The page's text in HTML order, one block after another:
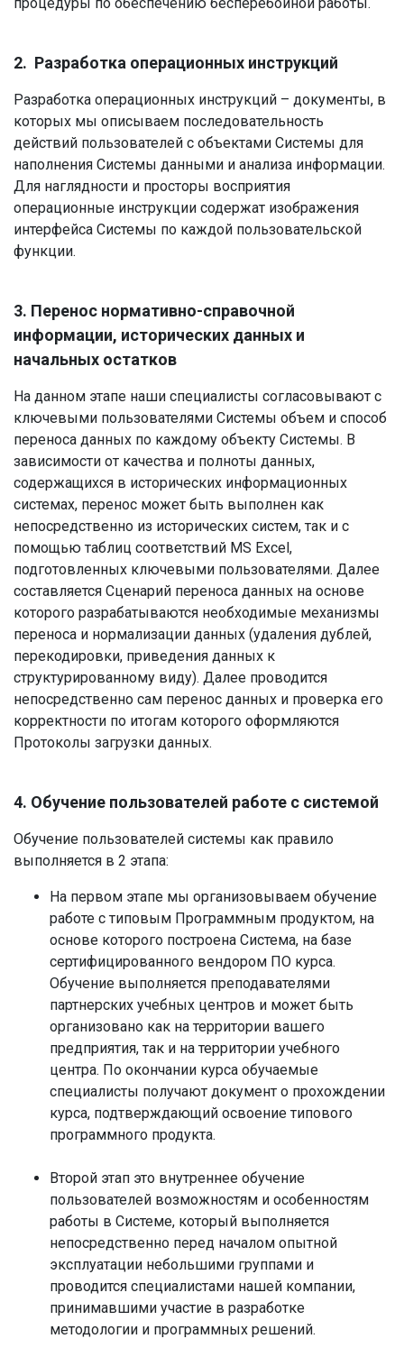
2. Разработка операционных инструкций
Разработка операционных инструкций – документы, в
которых мы описываем последовательность
действий пользователей с объектами Системы для
наполнения Системы данными и анализа информации.
Для наглядности и просторы восприятия
операционные инструкции содержат изображения
интерфейса Системы по каждой пользовательской
функции.
3. Перенос нормативно-справочной
информации, исторических данных и
начальных остатков
На данном этапе наши специалисты согласовывают с
ключевыми пользователями Системы объем и способ
переноса данных по каждому объекту Системы. В
зависимости от качества и полноты данных,
содержащихся в исторических информационных
системах, перенос может быть выполнен как
непосредственно из исторических систем, так и с
помощью таблиц соответствий MS Excel,
подготовленных ключевыми пользователями. Далее
составляется Сценарий переноса данных на основе
которого разрабатываются необходимые механизмы
переноса и нормализации данных (удаления дублей,
перекодировки, приведения данных к
структурированному виду). Далее проводится
непосредственно сам перенос данных и проверка его
корректности по итогам которого оформляются
Протоколы загрузки данных.
4. Обучение пользователей работе с системой
Обучение пользователей системы как правило
выполняется в 2 этапа:
На первом этапе мы организовываем обучение
работе с типовым Программным продуктом, на
основе которого построена Система, на базе
сертифицированного вендором ПО курса.
Обучение выполняется преподавателями
партнерских учебных центров и может быть
организовано как на территории вашего
предприятия, так и на территории учебного
центра. По окончании курса обучаемые
специалисты получают документ о прохождении
курса, подтверждающий освоение типового
программного продукта.
Второй этап это внутреннее обучение
пользователей возможностям и особенностям
работы в Системе, который выполняется
непосредственно перед началом опытной
эксплуатации небольшими группами и
проводится специалистами нашей компании,
принимавшими участие в разработке
методологии и программных решений.